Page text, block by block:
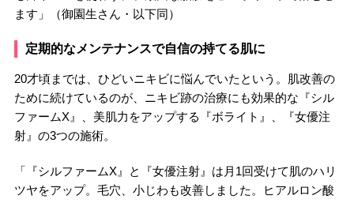
ます」（御園生さん・以下同）
定期的なメンテナンスで自信の持てる肌に
20才頃までは、ひどいニキビに悩んでいたという。肌改善の
ために続けているのが、ニキビ跡の治療にも効果的な『シル
ファームX』、美肌力をアップする『ボライト』、『女優注
射』の3つの施術。
「『シルファームX』と『女優注射』は月1回受けて肌のハリ
ツヤをアップ。毛穴、小じわも改善しました。ヒアルロン酸